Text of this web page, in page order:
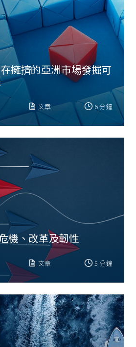
擁擠的亞洲市場發掘可
文章 6 分鐘
機、改革及韌性
文章 5 分鐘